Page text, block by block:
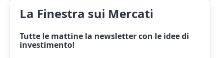
La Finestra sui Mercati
Tutte le mattine la newslettercon le idee di
investimento!